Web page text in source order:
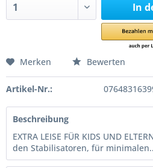
In
Merken Bewerten
Artikel-Nr.:
Beschreibung
EXTRA LEISE FÜR KIDS UND
den Stabilisatoren, für